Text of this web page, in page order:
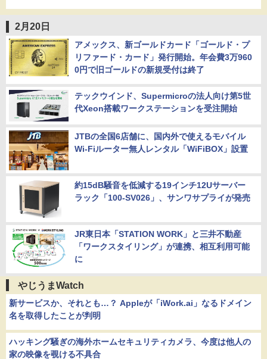
2月20日
アメックス、新ゴールドカード「ゴールド・プ
リファード・カード」発行開始。年会費3万960
0円で旧ゴールドの新規受付は終了
テックウインド、Supermicroの法人向け第5世
代Xeon搭載ワークステーションを受注開始
JTBの全国6店舗に、国内外で使えるモバイル
Wi-Fiルーター無人レンタル「WiFiBOX」設置
約15dB騒音を低減する19インチ12Uサーバー
ラック「100-SV026」、サンワサプライが発売
JR東日本「STATION WORK」と三井不動産
「ワークスタイリング」が連携、相互利用可能
に
やじうまWatch
新サービスか、それとも…？ Appleが「iWork.ai」なるドメイン
名を取得したことが判明
ハッキング騒ぎの海外ホームセキュリティカメラ、今度は他人の
家の映像を覗ける不具合